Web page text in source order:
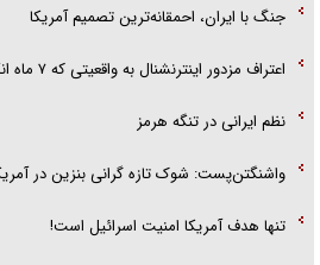
جنگ با ایران، احمقانه‌ترین تصمیم آمریکا
اعتراف مزدور اینترنشنال به واقعیتی که ۷ ماه انکار شد!
نظم ایرانی در تنگه هرمز
واشنگتن‌پست: شوک تازه گرانی بنزین در
تنها هدف آمریکا امنیت اسرائیل است!